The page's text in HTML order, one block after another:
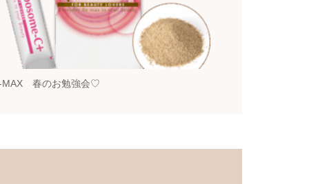
MAX 春のお勉強会♡